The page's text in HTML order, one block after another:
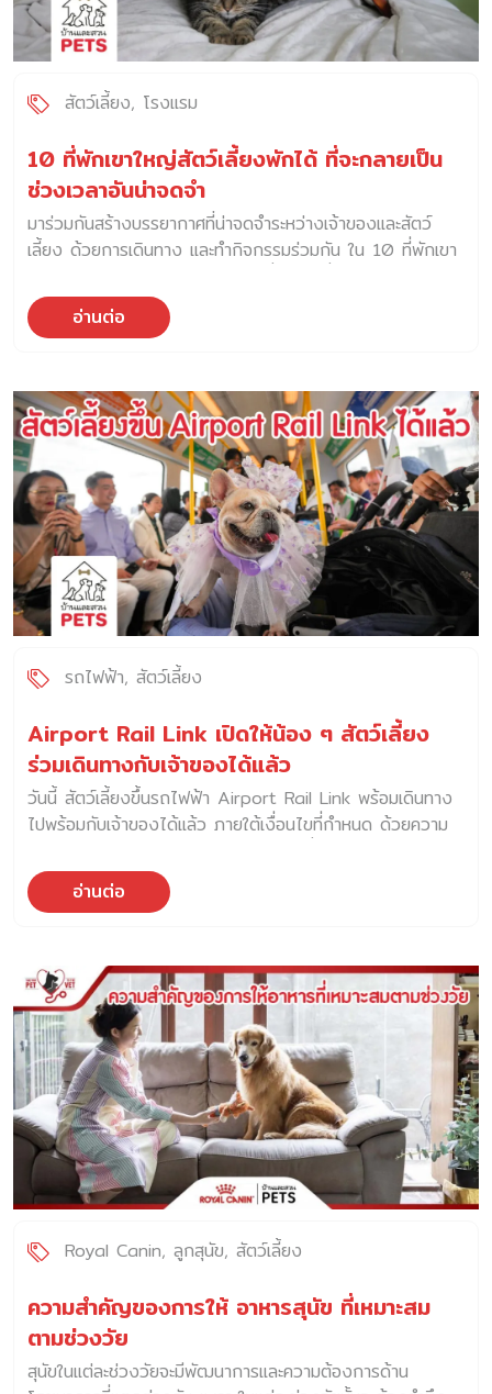
จำกัด พร้อมขานรับนโยบายของกระทรวงคมนาคม เพื่อให้การ
เดินทางของประชาชนในช่วงเทศกาลปีใหม่เต็มไปด้วยรอยยิ้ม
ความปลอดภัย บริษัทฯ จึงได้ขยายเวลาเปิดบริการรถไฟฟ้า
สัตว์เลี้ยง โรงแรม
10 ที่พักเขาใหญ่สัตว์เลี้ยงพักได้ ที่จะกลายเป็น
ช่วงเวลาอันน่าจดจำ
มาร่วมกันสร้างบรรยากาศที่น่าจดจำระหว่างเจ้าของและสัตว์
เลี้ยง ด้วยการเดินทาง และทำกิจกรรมร่วมกัน ใน 10 ที่พักเขา
เลี้ยงพักได้ ที่คัดมาแล้วโดยกองบรรณาธิการบ้านและสวน
PETS 1. โรงแรมอินเตอร์คอนติเนนตัล เขาใหญ่ รีสอร์ต
เนนตัล เขาใหญ่ รีสอร์ต ที่ที่สัตว์เลี้ยงจะได้เพลิดเพลินกับที่พัก
สุดหรูท่ามกลางความงดงามอันเงียบสงบของเขาใหญ่ ให้ทั้ง
เจ้าของและสัตว์เลี้ยงได้ใช้เวลาที่ทรงคุณค่าร่วมกัน โรงแรม
อินเตอร์คอนติเนนตัล เขาใหญ่ รีสอร์ต ได้จัดเตรียมห้องพัก
สำหรับสัตว์เลี้ยงไว้หลายรูปแบบทั้งห้องคลาสสิก วิวสวน และ
ห้องเฮอริเทจ เรลล์คาร์ หนึ่งห้องนอน สวีท สำหรับผู้ใหญ่ 2
ท่าน และสัตว์เลี้ยงสูงสุด 2 ตัว พร้อมสิ่งอำนวยความสะดวก
สำหรับสัตว์เลี้ยง เช่น เบาะนอนแสนสบาย ชามสำหรับสัตว์เลี้ยง
ถุงเก็บมูล และของเล่นแสนสนุก สำหรับเจ้าของสัตว์เลี้ยงยัง
สามารถไปอิ่มอร่อยกับอาหารเช้าคุณภาพได้ที่ครัวสมหญิง
ภายในพื้นที่ของโรงแรมอินเตอร์คอนติเนนตัล เขาใหญ่ รีสอร์ต
เจ้าของสามารถปล่อยให้เพื่อนขนปุยเดินเล่นอย่างอิสระ และ
ปลอดภัย กับพื้นที่ในสวน ทั้งยังมีจุดเติมน้ำ ม้านั่ง และหัวดับ
เพลิงที่ตกแต่งอย่างสวยงาม ที่อินเตอร์คอนติเนนตัล […]
อ่านต่อ
รถไฟฟ้า สัตว์เลี้ยง
Airport Rail Link เปิดให้น้อง ๆ สัตว์เลี้ยง
ร่วมเดินทางกับเจ้าของได้แล้ว
วันนี้ สัตว์เลี้ยงขึ้นรถไฟฟ้า Airport Rail Link พร้อมเดินทาง
ไปพร้อมกับเจ้าของได้แล้ว ภายใต้เงื่อนไขที่กำหนด ด้วยความ
เลี้ยงเข้ามาเป็นส่วนหนึ่งในชีวิตประจำวันมากขึ้น และยังพาออก
นอกบ้านไปทำกิจกรรมต่าง ๆ มากมาย ตามสถานที่ที่เปิดต้อนรับ
Link ได้แล้ว บริษัท เอเชีย เอรา วัน จำกัด ผู้ให้บริการระบบ
รถไฟฟ้า Airport Rail Link หรือ AERA1 City Line ได้
ศึกษาและรวบรวมข้อมูลจากหลายประเทศที่ได้เปิดให้บริการระบบ
ขนส่งมวลชนที่อนุญาตให้สัตว์เลี้ยงขึ้นรถไฟฟ้าได้ เช่น
สหรัฐอเมริกา ฝรั่งเศส สเปน ไต้หวัน และญี่ปุ่น โดยผู้ให้บริการ
ระบบขนส่งมวลชนในประเทศต่าง ๆ เหล่านี้ได้กำหนดที่คำนึงถึงผู้
โดยสารท่านอื่น ๆ ด้วย เช่น สัตว์เลี้ยงควรอยู่ในอุปกรณ์สำหรับ
ใส่สัตว์เลี้ยง หรือกระเป๋า ควรมีการจำกัดน้ำหนักของสัตว์เลี้ยง
และจำกัดประเภทของสัตว์เลี้ยงที่อนุญาตให้เดินทางด้วยระบบ
AERA1 City Line […]
อ่านต่อ
Royal Canin ลูกสุนัข สัตว์เลี้ยง
ความสำคัญของการให้ อาหารสุนัข ที่เหมาะสม
ตามช่วงวัย
สุนัขในแต่ละช่วงวัยจะมีพัฒนาการและความต้องการด้าน